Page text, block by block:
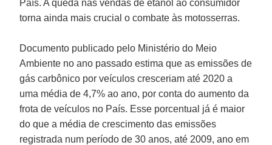
País. A queda nas vendas de etanol ao consumidor
torna ainda mais crucial o combate às motosserras.
Documento publicado pelo Ministério do Meio
Ambiente no ano passado estima que as emissões de
gás carbônico por veículos cresceriam até 2020 a
uma média de 4,7% ao ano, por conta do aumento da
frota de veículos no País. Esse porcentual já é maior
do que a média de crescimento das emissões
registrada num período de 30 anos, até 2009, ano em